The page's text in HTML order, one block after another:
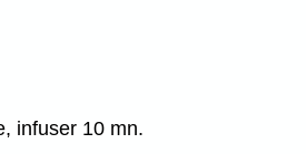
infuser 10 mn.